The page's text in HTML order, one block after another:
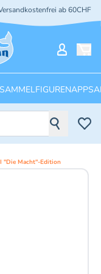
ab 60CHF
SAMMELFIGURENAPPS
"Die Macht"-Edition